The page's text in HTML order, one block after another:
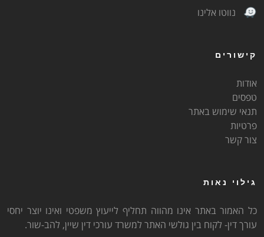
נווטו אלינו
קישורים
אודות
טפסים
תנאי שימוש באתר
פרטיות
צור קשר
גילוי נאות
כל האמור באתר אינו מהווה תחליף לייעוץ משפטי ואינו יוצר יחסי
עורך דין- לקוח בין גולשי האתר למשרד עורכי דין שיין, להב-שור.